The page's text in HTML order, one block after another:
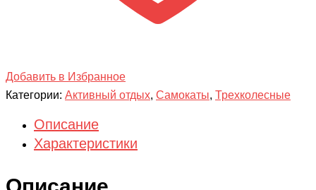
Добавить в Избранное
Категории: Активный отдых, Самокаты, Трехколесные
Описание
Характеристики